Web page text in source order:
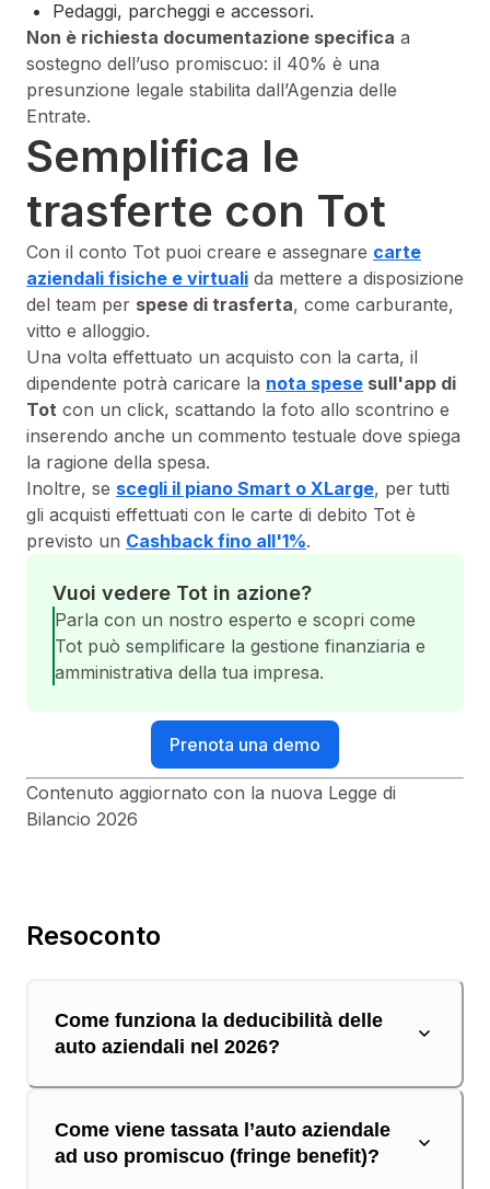
Pedaggi, parcheggi e accessori.
Non è richiesta documentazione specifica a
sostegno dell’uso promiscuo: il 40% è una
presunzione legale stabilita dall’Agenzia delle
Entrate.
Semplifica le
trasferte con Tot
Con il conto Tot puoi creare e assegnare carte
aziendali fisiche e virtuali da mettere a disposizione
del team per spese di trasferta, come carburante,
vitto e alloggio.
Una volta effettuato un acquisto con la carta, il
dipendente potrà caricare la nota spese sull'app di
Tot con un click, scattando la foto allo scontrino e
inserendo anche un commento testuale dove spiega
la ragione della spesa.
Inoltre, se scegli il piano Smart o XLarge, per tutti
gli acquisti effettuati con le carte di debito Tot è
previsto un Cashback fino all'1%.
Vuoi vedere Tot in azione?
Parla con un nostro esperto e scopri come
Tot può semplificare la gestione finanziaria e
amministrativa della tua impresa.
Prenota una demo
Contenuto aggiornato con la nuova Legge di
Bilancio 2026
Resoconto
Come funziona la deducibilità delle
auto aziendali nel 2026?
Come viene tassata l’auto aziendale
ad uso promiscuo (fringe benefit)?